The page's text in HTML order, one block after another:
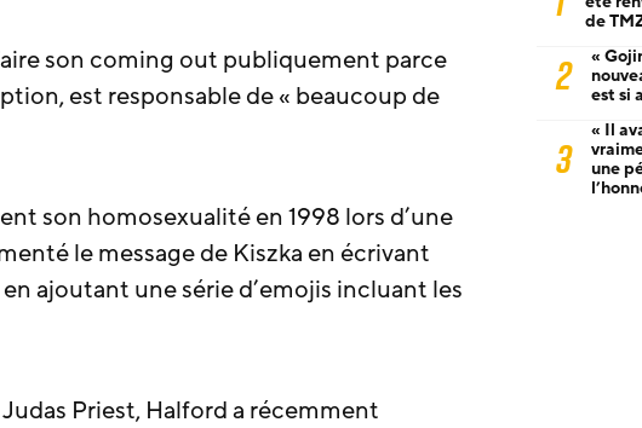
son coming out publiquement parce
est responsable de « beaucoup de
son homosexualité en 1998 lors d’une
le message de Kiszka en écrivant
ajoutant une série d’emojis incluant les
Priest, Halford a récemment
de
2
«
est si
3
« Il
une